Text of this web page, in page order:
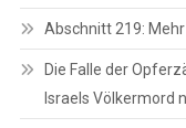
Abschnitt 219:
Die Falle der
Israels Völkermord